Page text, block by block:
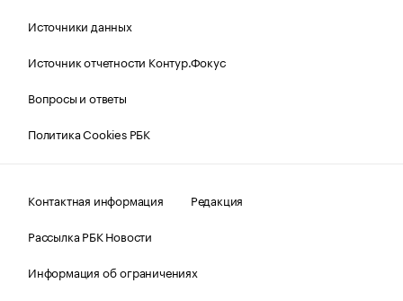
Источники данных
Источник отчетности Контур.Фокус
Вопросы и ответы
Политика Cookies РБК
Контактная информация
Редакция
Рассылка РБК Новости
Информация об ограничениях